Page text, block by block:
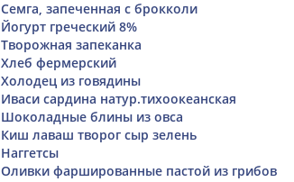
Семга, запеченная с брокколи
Йогурт греческий 8%
Творожная запеканка
Хлеб фермерский
Холодец из говядины
Иваси сардина натур.тихоокеанская
Шоколадные блины из овса
Киш лаваш творог сыр зелень
Наггетсы
Оливки фаршированные пастой из грибов